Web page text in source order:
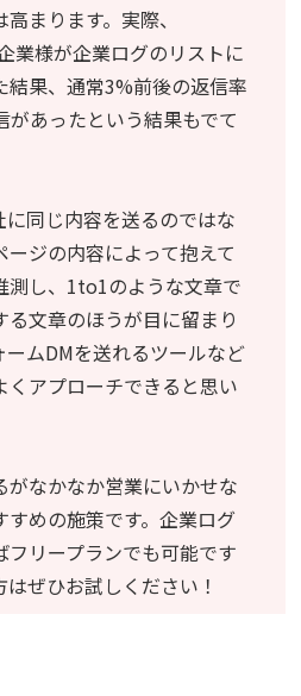
まります。実際、
業様が企業ログのリストに
結果、通常3%前後の返信率
あったという結果もでて
同じ内容を送るのではな
ージの内容によって抱えて
測し、1to1のような文章で
文章のほうが目に留まり
ームDMを送れるツールなど
くアプローチできると思い
がなかなか営業にいかせな
めの施策です。企業ログ
リープランでも可能です
ぜひお試しください！